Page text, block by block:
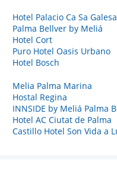
Hotel Palacio Ca Sa Galesa
Palma Bellver by Meliá
Hotel Cort
Puro Hotel Oasis Urbano
Hotel Bosch
Melia Palma Marina
Hostal Regina
INNSIDE by Meliá Palma
Hotel AC Ciutat de Palma
Castillo Hotel Son Vida a